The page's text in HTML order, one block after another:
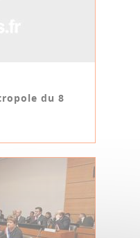
du 8